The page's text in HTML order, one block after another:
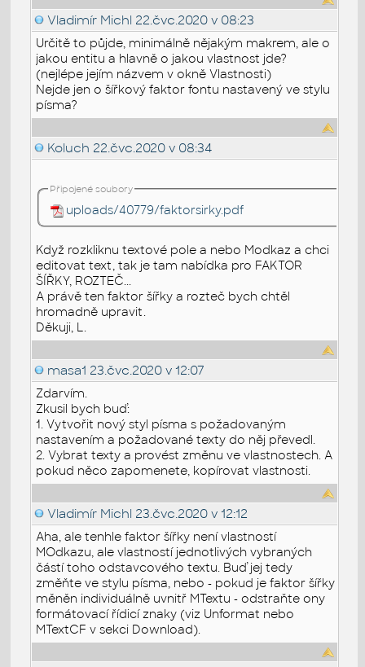
Vladimír Michl 22.čvc.2020 v 08:23
Určitě to půjde, minimálně nějakým makrem, ale o
jakou entitu a hlavně o jakou vlastnost jde?
(nejlépe jejím názvem v okně Vlastnosti)
Nejde jen o šířkový faktor fontu nastavený ve stylu
písma?
Koluch 22.čvc.2020 v 08:34
Připojené soubory
uploads/40779/faktorsirky.pdf
Když rozkliknu textové pole a nebo Modkaz a chci
editovat text, tak je tam nabídka pro FAKTOR
ŠÍŘKY, ROZTEČ...
A právě ten faktor šířky a rozteč bych chtěl
hromadně upravit.
Děkuji, L.
masa1 23.čvc.2020 v 12:07
Zdarvím.
Zkusil bych buď:
1. Vytvořit nový styl písma s požadovaným
nastavením a požadované texty do něj převedl.
2. Vybrat texty a provést změnu ve vlastnostech. A
pokud něco zapomenete, kopírovat vlastnosti.
Vladimír Michl 23.čvc.2020 v 12:12
Aha, ale tenhle faktor šířky není vlastností
MOdkazu, ale vlastností jednotlivých vybraných
částí toho odstavcového textu. Buď jej tedy
změňte ve stylu písma, nebo - pokud je faktor šířky
měněn individuálně uvnitř MTextu - odstraňte ony
formátovací řídicí znaky (viz Unformat nebo
MTextCF v sekci Download).